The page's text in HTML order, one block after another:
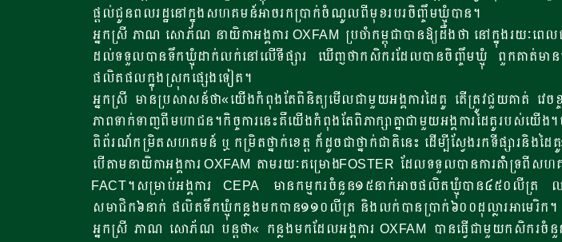
ផ្តល់ជូនពលរដ្ឋនៅក្នុងសហគមន៍អាចរកប្រាក់ចំណូលពីមុខរបរចិញ្ចឹមឃ្មុំបាន។
អ្នកស្រី ភាណ សោភ័ណ នាយិកាអង្គការ OXFAM ប្រចំាកម្ពុជាបានឱ្យដឹងថា នៅក្នុងរយៈពេល
ដល់ទទួលបានទឹកឃ្មុំដាក់លក់នៅលើទីផ្សារ ឃើញថាកសិករដែលបានចិញ្ចឹមឃ្មុំ ពួកគាត់មាន
ផលិតផលក្នុងស្រុកផ្សេងទៀត។
អ្នកស្រី មានប្រសាសន៍ថា«យើងកំពុងតែពិនិត្យមើលជាមួយអង្គការដៃគូ តើត្រូវជួយគាត់ វ
ភាពទាក់ទាញពីមហាជន។កិច្ចការនេះគឺយើងកំពុងតែពិភាក្សាគ្នាជាមួយអង្គការដៃគូរប
ពិព័រណ៍កម្រិតសហគមន៍ ឬ កម្រិតថ្នាក់ខេត្ត ក៏ដូចជាថ្នាក់ជាតិនេះ ដើម្បីស្វែងរកទីផ្សារនិងដៃ
បើតាមនាយិកាអង្គការ OXFAM តាមរយៈគម្រោងFOSTER ដែលទទួលបានការគំាំទ្រពីសហ
FACT។សម្រាប់អង្គការ CEPA មានកម្មករចំនួន១៥នាក់់អាចផលិតឃ្មុំបាន៤៥០លីត្
សមាជិក៦នាក់ ផលិតទឹកឃ្មុំកន្លងមកបាន១១០លីត្រ និងលក់បានប្រាក់៦០០ដុល្លារអាមេរិក។
អ្នកស្រី ភាណ សោភ័ណ បន្តថា« កន្លងមកដែលអង្គការ OXFAM បានធ្វើជាមួយកសិករ